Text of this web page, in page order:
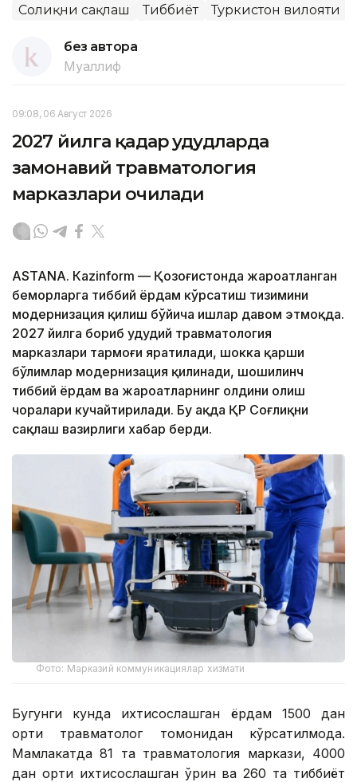
Соғлиқни сақлаш Тиббиёт Туркистон вилояти
без автора
Муаллиф
09:08, 06 Август 2026
2027 йилга қадар ҳудудларда
замонавий травматология
марказлари очилади
ASTANА. Кazinform — Қозоғистонда жароҳатланган
беморларга тиббий ёрдам кўрсатиш тизимини
модернизация қилиш бўйича ишлар давом этмоқда.
2027 йилга бориб ҳудудий травматология
марказлари тармоғи яратилади, шокка қарши
бўлимлар модернизация қилинади, шошилинч
тиббий ёрдам ва жароҳатларнинг олдини олиш
чоралари кучайтирилади. Бу ҳақда ҚР Соғлиқни
сақлаш вазирлиги хабар берди.
Фото: Марказий коммуникациялар хизмати
Бугунги кунда ихтисослашган ёрдам 1500 дан
ортиқ травматолог томонидан кўрсатилмоқда.
Мамлакатда 81 та травматология маркази, 4000
дан ортиқ ихтисослашган ўрин ва 260 та тиббиёт